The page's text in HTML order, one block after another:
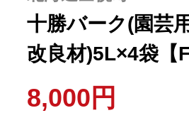
十勝バーク(園芸
改良材)5L×4袋【
8,000円